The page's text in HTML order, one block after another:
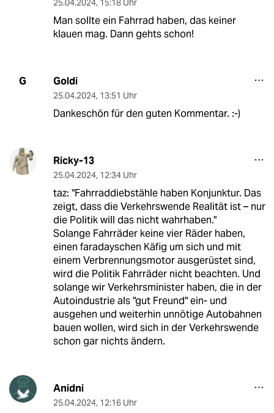
25.04.2024, 15:18 Uhr
Man sollte ein Fahrrad haben, das keiner
klauen mag. Dann gehts schon!
G Goldi
25.04.2024, 13:51 Uhr
Dankeschön für den guten Kommentar. :-)
Ricky-13
25.04.2024, 12:34 Uhr
taz: "Fahrraddiebstähle haben Konjunktur. Das
zeigt, dass die Verkehrswende Realität ist – nur
die Politik will das nicht wahrhaben."
Solange Fahrräder keine vier Räder haben,
einen faradayschen Käfig um sich und mit
einem Verbrennungsmotor ausgerüstet sind,
wird die Politik Fahrräder nicht beachten. Und
solange wir Verkehrsminister haben, die in der
Autoindustrie als "gut Freund" ein- und
ausgehen und weiterhin unnötige Autobahnen
bauen wollen, wird sich in der Verkehrswende
schon gar nichts ändern.
Anidni
25.04.2024, 12:16 Uhr